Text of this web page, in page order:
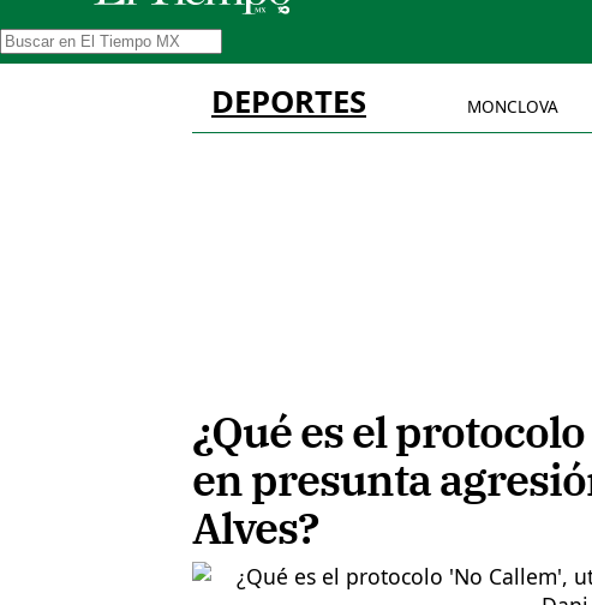
DEPORTES MONCLOVA
¿Qué es el
en presunta
Alves?